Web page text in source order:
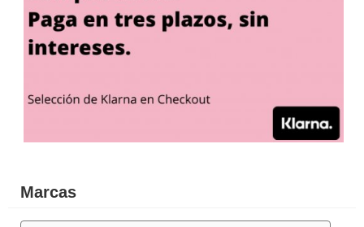
Marcas